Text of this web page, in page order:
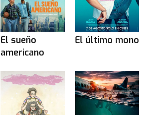
El sueño
americano
El último mono